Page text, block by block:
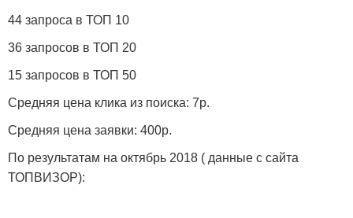
44 запроса в ТОП 10
36 запросов в ТОП 20
15 запросов в ТОП 50
Средняя цена клика из поиска: 7р.
Средняя цена заявки: 400р.
По результатам на октябрь 2018 ( данные с сайта
ТОПВИЗОР):